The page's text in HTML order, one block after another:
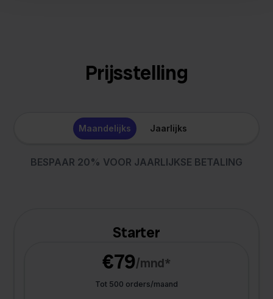
Prijsstelling
Maandelijks Jaarlijks
BESPAAR 20% VOOR JAARLIJKSE BETALING
Starter
€79/mnd*
Tot 500 orders/maand